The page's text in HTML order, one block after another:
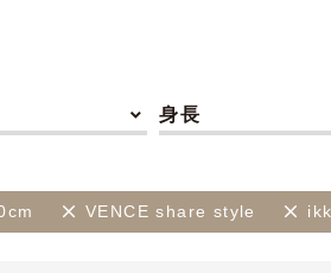
身長
VENCE share style